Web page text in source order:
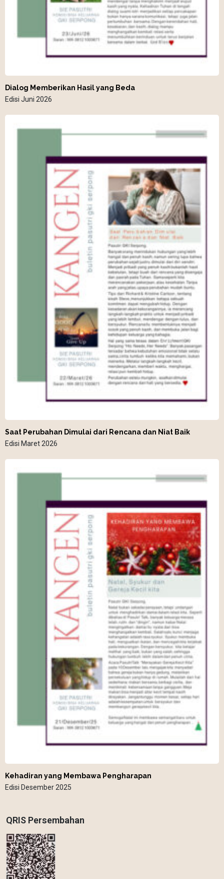
Dialog Memberikan Hasil yang Beda
Edisi Juni 2026
Saat Perubahan Dimulai dari Rencana dan Niat Baik
Edisi Maret 2026
Kehadiran yang Membawa Pengharapan
Edisi Desember 2025
QRIS Persembahan